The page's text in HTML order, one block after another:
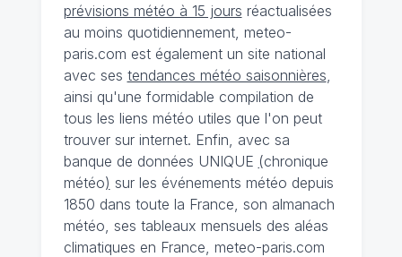
prévisions météo à 15 jours réactualisées
au moins quotidiennement, meteo-
paris.com est également un site national
avec ses tendances météo saisonnières
ainsi qu'une formidable compilation de
tous les liens météo utiles que l'on peut
trouver sur internet. Enfin, avec sa
banque de données UNIQUE (chronique
météo) sur les événements météo depuis
1850 dans toute la France, son almanach
météo, ses tableaux mensuels des aléas
climatiques en France, meteo-paris.com